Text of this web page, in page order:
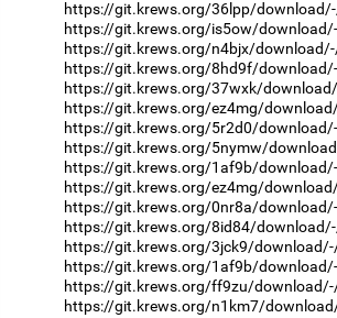
https://git.krews.org/36lpp/
https://git.krews.org/is5ow/
https://git.krews.org/n4bjx/
https://git.krews.org/8hd9f/
https://git.krews.org/37wxk/
https://git.krews.org/ez4mg/
https://git.krews.org/5r2d0/
https://git.krews.org/5nymw/
https://git.krews.org/1af9b/
https://git.krews.org/ez4mg/
https://git.krews.org/0nr8a/
https://git.krews.org/8id84/
https://git.krews.org/3jck9/
https://git.krews.org/1af9b/
https://git.krews.org/ff9zu/
https://git.krews.org/n1km7/